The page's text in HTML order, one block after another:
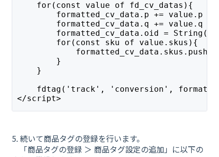
for(const value of fd_cv_datas){
formatted_cv_data.p += value.p
formatted_cv_data.q += value.q
formatted_cv_data.oid =
for(const sku of value.skus){
}
}
fdtag('track', 'conversion',
</script>
5. 続いて商品タグの登録を行います。
「商品タグの登録 ＞ 商品タグ設定の追加」に以下の